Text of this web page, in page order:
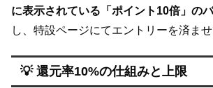
に表示されている「ポイント10倍」の
し、特設ページにてエントリーを済ませ
💡 還元率10%の仕組みと上限